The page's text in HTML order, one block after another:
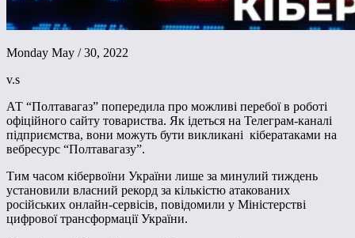
Monday May / 30, 2022
v.s
АТ “Полтавагаз” попередила про можливі перебої в роботі
офіційного сайту товариства. Як ідеться на Телеграм-каналі
підприємства, вони можуть бути викликані кібератаками на
вебресурс “Полтавагазу”.
Тим часом кібервоїни України лише за минулий тиждень
установили власний рекорд за кількістю атакованих
російських онлайн-сервісів, повідомили у Міністерстві
цифрової трансформації України.